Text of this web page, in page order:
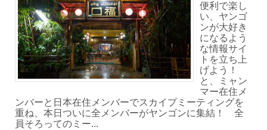
便利で楽し
い、ヤンゴ
ンが大好き
になるよう
な情報サイ
トを立ち上
げよう！
と、ミャン
マー在住メ
ンバーと日本在住メンバーでスカイプミーティングを
重ね、本日ついに全メンバーがヤンゴンに集結！ 全
員そろってのミー...